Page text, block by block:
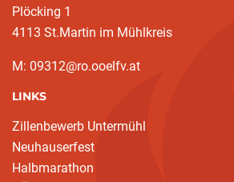
Plöcking 1
4113 St.Martin im Mühlkreis
M: 09312@ro.ooelfv.at
LINKS
Zillenbewerb Untermühl
Neuhauserfest
Halbmarathon